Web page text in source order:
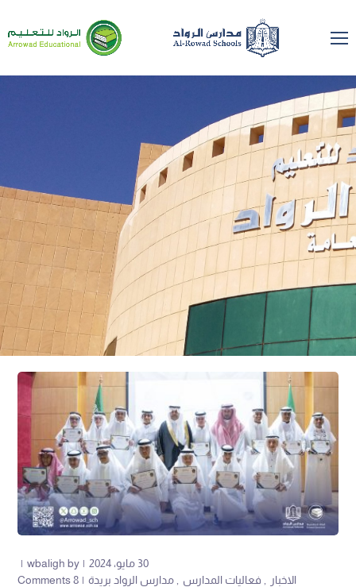
30 مايو، 2024 by
wbaligh
الاخبار
فعاليات المدارس مدارس الرواد بريدة 8 Comments